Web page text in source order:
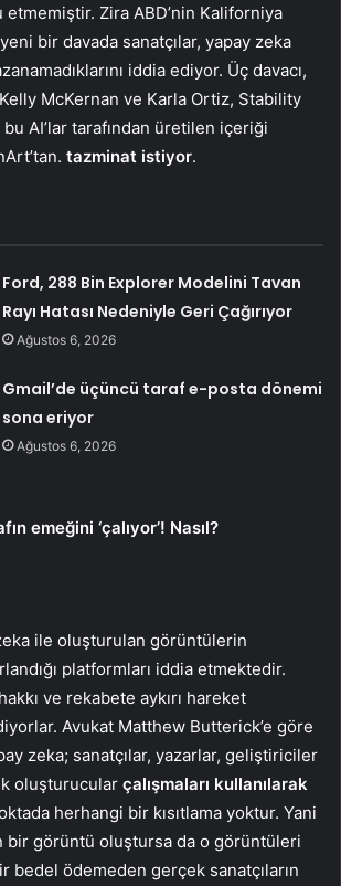
etmemiştir. Zira ABD’nin Kaliforniya
bir davada sanatçılar, yapay zeka
iddia ediyor. Üç davacı,
McKernan ve Karla Ortiz, Stability
AI’lar tarafından üretilen içeriği
tazminat istiyor.
Ford, 288 Bin Explorer Modelini Tavan
Rayı Hatası Nedeniyle Geri Çağırıyor
Ağustos 6, 2026
Gmail’de üçüncü taraf e-posta dönemi
sona eriyor
Ağustos 6, 2026
emeğini ‘çalıyor’! Nasıl?
ile oluşturulan görüntülerin
platformları iddia etmektedir.
ve rekabete aykırı hareket
Avukat Matthew Butterick’e göre
zeka; sanatçılar, yazarlar, geliştiriciler
oluşturucular çalışmaları kullanılarak
herhangi bir kısıtlama yoktur. Yani
bir görüntü oluştursa da o görüntüleri
bedel ödemeden gerçek sanatçıların